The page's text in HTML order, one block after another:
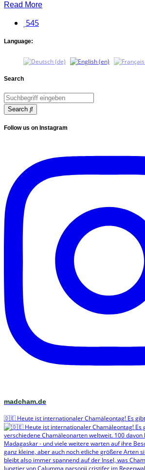
Read More
545
Language:
Search
Search
Follow us on Instagram
madcham.de
🇩🇪 Heute ist internationaler Chamäleontag! Es gibt